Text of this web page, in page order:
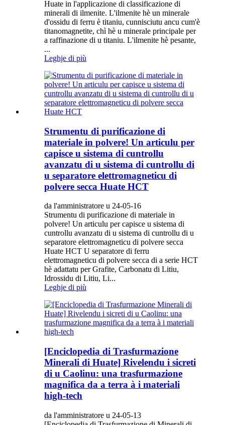
Huate in l'applicazione di classificazione di
minerali di ilmenite. L'ilmenite hè un minerale
d'ossidu di ferru è titaniu, cunnisciutu ancu cum'è
titanomagnetite, chì hè u minerale principale per
a raffinazione di u titaniu. L'ilmenite hè pesante,
...
Leghje di più
Strumentu di purificazione di
materiale in polvere! Un articulu per
capisce u sistema di cuntrollu
avanzatu di u sistema di cuntrollu di
u separatore elettromagneticu di
polvere secca Huate HCT
da l'amministratore u 24-05-16
Strumentu di purificazione di materiale in
polvere! Un articulu per capisce u sistema di
cuntrollu avanzatu di u sistema di cuntrollu di u
separatore elettromagneticu di polvere secca
Huate HCT U separatore di ferru
elettromagneticu di polvere secca di a serie HCT
hè adattatu per Grafite, Carbonatu di Litiu,
Idrossidu di Litiu, Li...
Leghje di più
[Enciclopedia di Trasfurmazione
Minerali di Huate] Rivelendu i sicreti
di u Caolinu: una trasfurmazione
magnifica da a terra à i materiali
high-tech
da l'amministratore u 24-05-13